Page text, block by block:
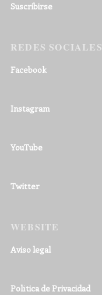
Suscribirse
REDES SOCIALES
Facebook
Instagram
YouTube
Twitter
WEBSITE
Aviso legal
Política de Privacidad